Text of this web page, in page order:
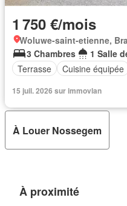
1 750 €/mois
Woluwe-saint-etienne,
3 Chambres
1 Salle
Terrasse
Cuisine équipée
15 juil. 2026 sur immovlan
À Louer Nossegem
À proximité